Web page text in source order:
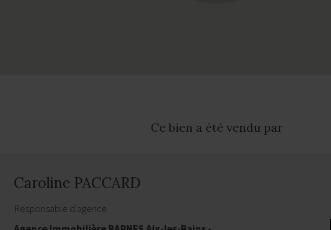
Ce bien a été vendu par
Caroline PACCARD
Responsable d'agence